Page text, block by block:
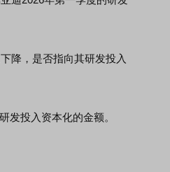
降，是否指向其研发投入
投入资本化的金额。